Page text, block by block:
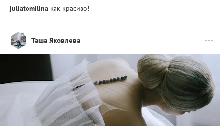
juliatomilina как красиво!
Таша Яковлева